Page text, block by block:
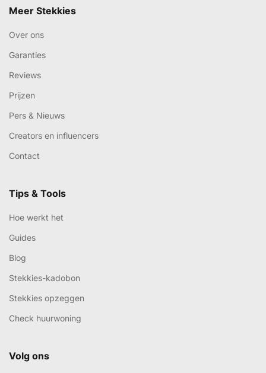
Meer Stekkies
Over ons
Garanties
Reviews
Prijzen
Pers & Nieuws
Creators en influencers
Contact
Tips & Tools
Hoe werkt het
Guides
Blog
Stekkies-kadobon
Stekkies opzeggen
Check huurwoning
Volg ons